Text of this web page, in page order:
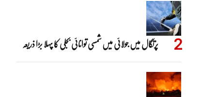
پرتگال میں جولائی میں شمسی توانائی بجلی کا پہلا بڑا ذریعہ